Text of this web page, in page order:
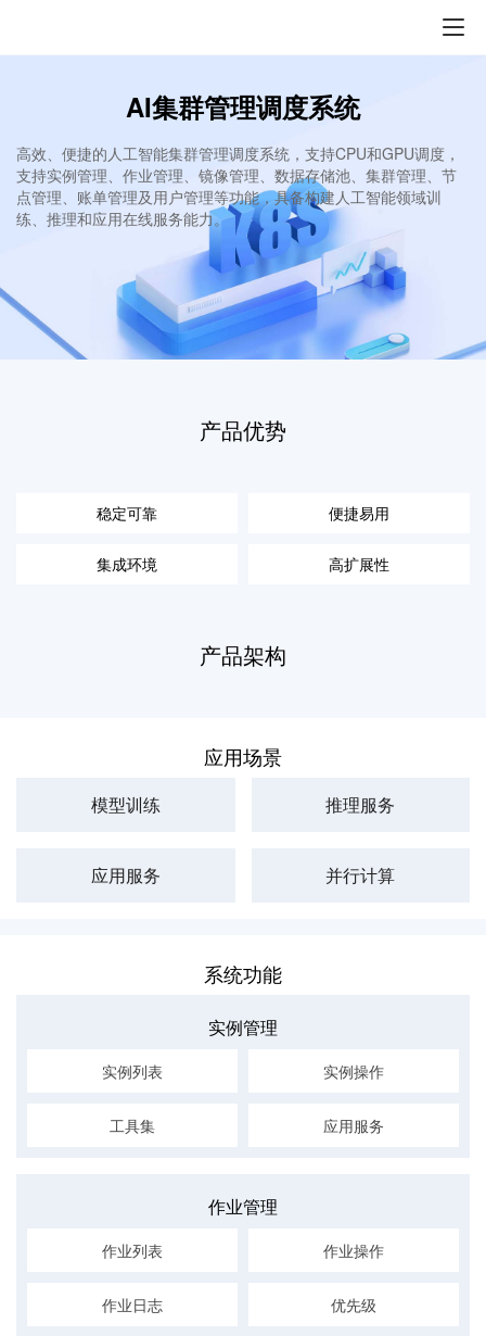
AI集群管理调度系统
高效、便捷的人工智能集群管理调度系统，支持CPU和GPU调度，
支持实例管理、作业管理、镜像管理、数据存储池、集群管理、节
点管理、账单管理及用户管理等功能，具备构建人工智能领域训
练、推理和应用在线服务能力。
产品优势
稳定可靠 便捷易用
集成环境 高扩展性
产品架构
应用场景
模型训练 推理服务
应用服务 并行计算
系统功能
实例管理
实例列表 实例操作
工具集 应用服务
作业管理
作业列表 作业操作
作业日志 优先级